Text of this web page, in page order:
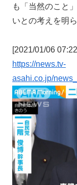
も「当然のこと
いとの考えを明
[2021/01/06
https://news.tv-
asahi.co.jp/